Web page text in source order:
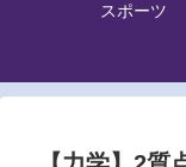
スポーツ